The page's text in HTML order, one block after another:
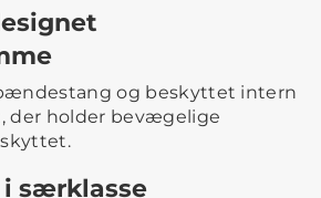
og beskyttet intern
der holder bevægelige
særklasse